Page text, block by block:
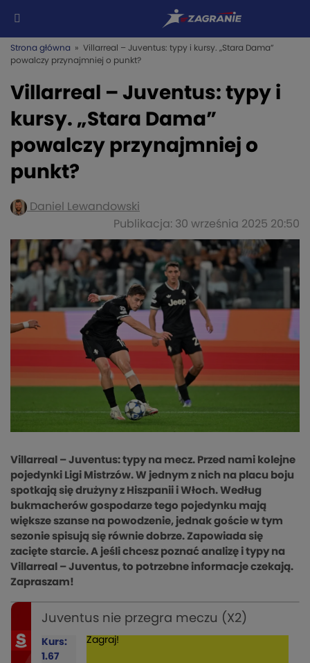
Strona główna » Villarreal – Juventus: typy i kursy. „Stara Dama”
powalczy przynajmniej o punkt?
Villarreal – Juventus: typy i
kursy. „Stara Dama”
powalczy przynajmniej o
punkt?
Daniel Lewandowski
Publikacja: 30 września 2025 20:50
Villarreal – Juventus: typy na mecz. Przed nami kolejne
pojedynki Ligi Mistrzów. W jednym z nich na placu boju
spotkają się drużyny z Hiszpanii i Włoch. Według
bukmacherów gospodarze tego pojedynku mają
większe szanse na powodzenie, jednak goście w tym
sezonie spisują się równie dobrze. Zapowiada się
zacięte starcie. A jeśli chcesz poznać analizę i typy na
Villarreal – Juventus, to potrzebne informacje czekają.
Zapraszam!
Juventus nie przegra meczu (X2)
Kurs:
1.67
Zagraj!